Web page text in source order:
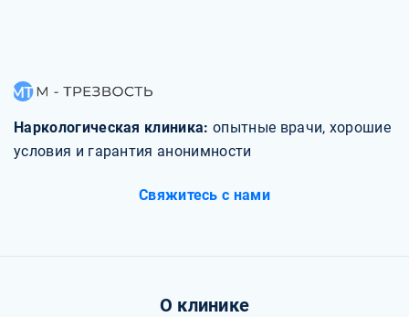
Наркологическая клиника: опытные врачи, хорошие
условия и гарантия анонимности
Свяжитесь с нами
О клинике